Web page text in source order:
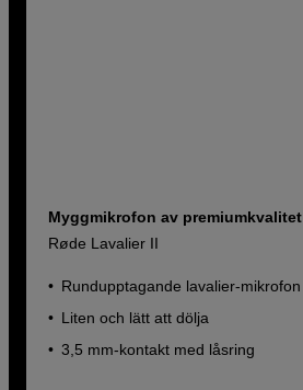
Myggmikrofon av premiumkvalitet
Røde Lavalier II
Rundupptagande lavalier-mikrofon
Liten och lätt att dölja
3,5 mm-kontakt med låsring